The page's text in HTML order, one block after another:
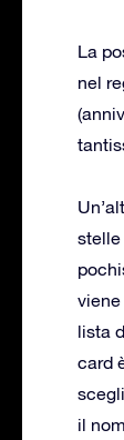
La
nel
stelle
lista
card
il